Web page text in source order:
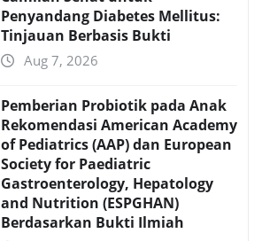
Penyandang Diabetes Mellitus:
Tinjauan Berbasis Bukti
Aug 7, 2026
Pemberian Probiotik pada Anak
Rekomendasi American Academy
of Pediatrics (AAP) dan European
Society for Paediatric
Gastroenterology, Hepatology
and Nutrition (ESPGHAN)
Berdasarkan Bukti Ilmiah